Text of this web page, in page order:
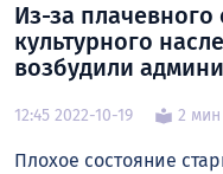
Из-за плачевного
культурного
возбудили
12:45 2022-10-19 2 мин
Плохое состояние